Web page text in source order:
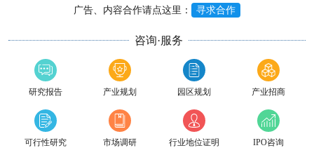
广告、内容合作请点这里： 寻求合作
咨询·服务
研究报告 产业规划 园区规划 产业招商
可行性研究 市场调研 行业地位证明 IPO咨询